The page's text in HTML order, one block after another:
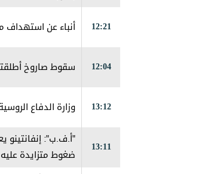
12:21 أنباء عن استهداف
12:04 سقوط صاروخ
13:12 وزارة الدفاع
13:11
"أ.ف.ب": إنفانتينو
ضغوط متزايدة عليه